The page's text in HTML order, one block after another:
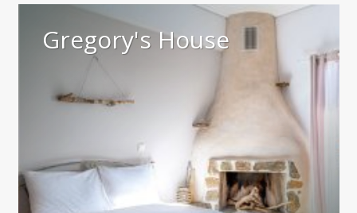
Gregory's House